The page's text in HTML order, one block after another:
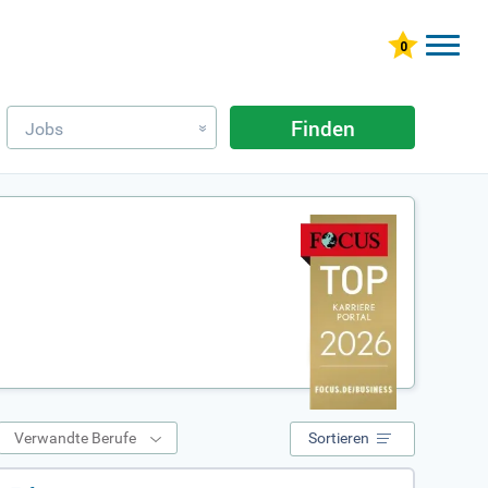
Jobs » Finden
Verwandte Berufe Sortieren